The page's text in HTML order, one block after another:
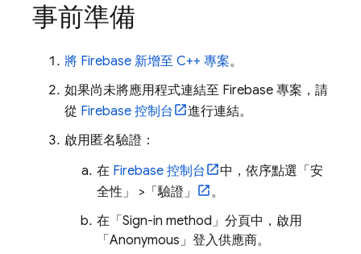
事前準備
將 Firebase 新增至 C++ 專案。
如果尚未將應用程式連結至 Firebase 專案，請
從 Firebase 控制台
進行連結。
啟用匿名驗證：
在 Firebase 控制台
中，依序點選「安
全性」
>「驗證」
。
在「Sign-in method」 分頁中，啟用
「Anonymous」 登入供應商。